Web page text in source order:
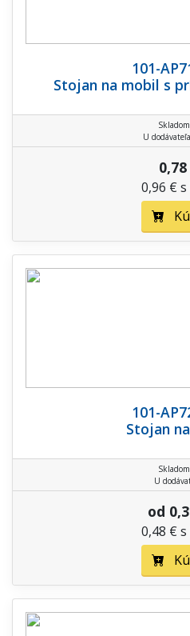
101-
Stojan na mobil s
U
0,96 € s
101-
Stojan
U
od
0,48 € s